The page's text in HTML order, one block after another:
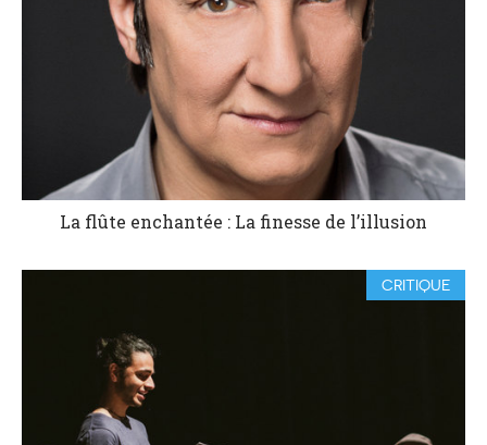
La flûte enchantée : La finesse de l’illusion
CRITIQUE